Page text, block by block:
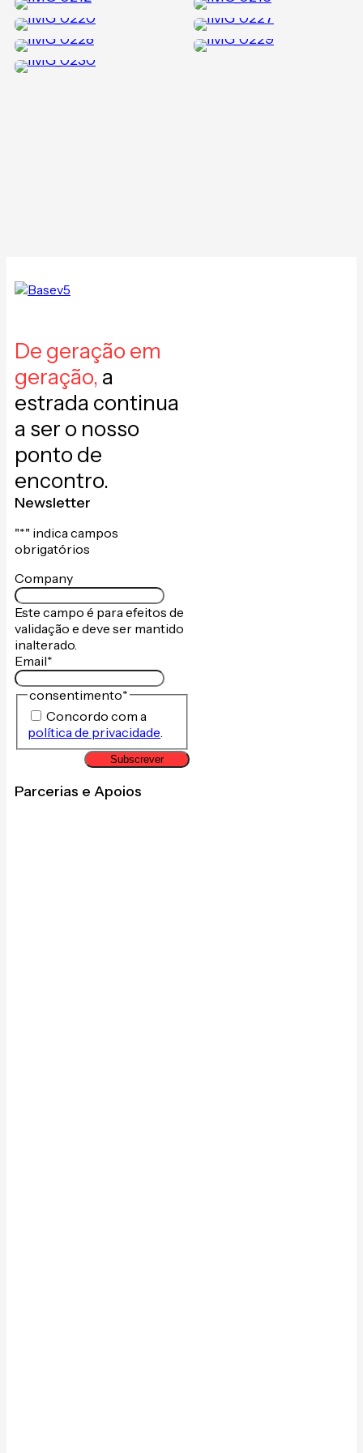
De geração em
geração, a
estrada continua
a ser o nosso
ponto de
encontro.
Newsletter
"*" indica campos
obrigatórios
Company
Este campo é para efeitos de
validação e deve ser mantido
inalterado.
Email*
consentimento*
Concordo com a
política de privacidade
Subscrever
Parcerias e Apoios